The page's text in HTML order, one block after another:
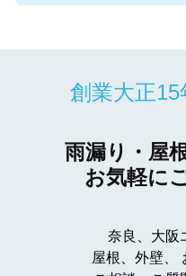
創業大正
雨漏り・屋
お気軽に
奈良、大阪
屋根、外壁、